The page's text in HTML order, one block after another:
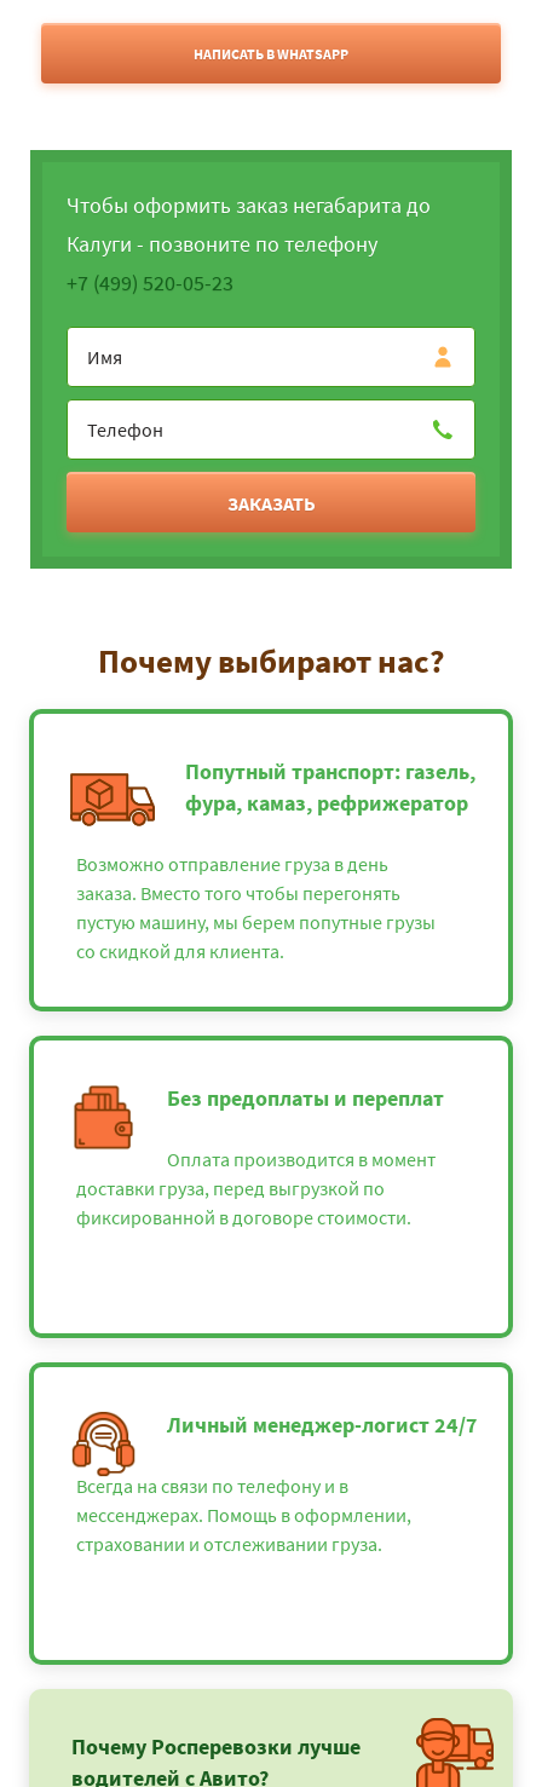
НАПИСАТЬ В WHATSAPP
Чтобы оформить заказ негабарита до
Калуги - позвоните по телефону
+7 (499) 520-05-23
ЗАКАЗАТЬ
Почему выбирают нас?
Попутный транспорт: газель,
фура, камаз, рефрижератор
Возможно отправление груза в день
заказа. Вместо того чтобы перегонять
пустую машину, мы берем попутные грузы
со скидкой для клиента.
Без предоплаты и переплат
Оплата производится в момент
доставки груза, перед выгрузкой по
фиксированной в договоре стоимости.
Личный менеджер-логист 24/7
Всегда на связи по телефону и в
мессенджерах. Помощь в оформлении,
страховании и отслеживании груза.
Почему Росперевозки лучше
водителей с Авито?